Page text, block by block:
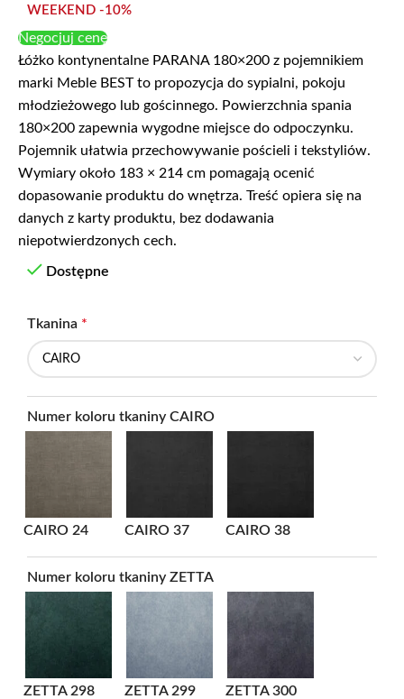
WEEKEND -10%
Negocjuj cenę
Łóżko kontynentalne PARANA 180×200 z pojemnikiem
marki Meble BEST to propozycja do sypialni, pokoju
młodzieżowego lub gościnnego. Powierzchnia spania
180×200 zapewnia wygodne miejsce do odpoczynku.
Pojemnik ułatwia przechowywanie pościeli i tekstyliów.
Wymiary około 183 × 214 cm pomagają ocenić
dopasowanie produktu do wnętrza. Treść opiera się na
danych z karty produktu, bez dodawania
niepotwierdzonych cech.
Dostępne
Tkanina *
Numer koloru tkaniny CAIRO
CAIRO 24 CAIRO 37 CAIRO 38
Numer koloru tkaniny ZETTA
ZETTA 298 ZETTA 299 ZETTA 300